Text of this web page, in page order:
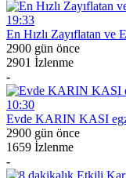
19:33
En Hızlı Zayıflatan ve
2900 gün önce
2901 İzlenme
-
10:30
Evde KARIN KASI
2900 gün önce
1659 İzlenme
-